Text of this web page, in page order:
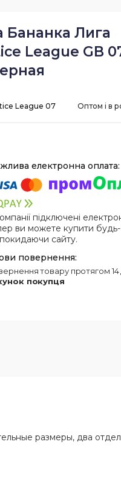
Бананка Лига
League GB
Оптом і в
League 07
підключені
ви можете купити
сайту.
товару протягом 14
покупця
размеры, два